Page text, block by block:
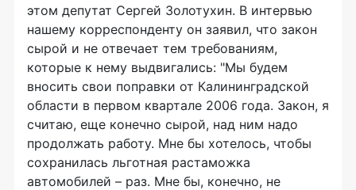
этом депутат Сергей Золотухин. В интервью
нашему корреспонденту он заявил, что закон
сырой и не отвечает тем требованиям,
которые к нему выдвигались: "Мы будем
вносить свои поправки от Калининградской
области в первом квартале 2006 года. Закон, я
считаю, еще конечно сырой, над ним надо
продолжать работу. Мне бы хотелось, чтобы
сохранилась льготная растаможка
автомобилей – раз. Мне бы, конечно, не